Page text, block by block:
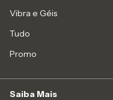
Vibra e Géis
Tudo
Promo
Saiba Mais